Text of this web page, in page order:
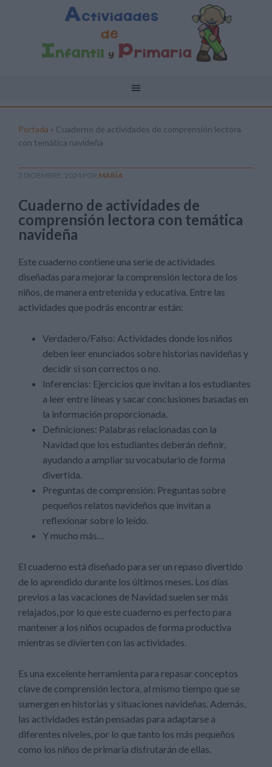
Portada » Cuaderno de actividades de comprensión lectora
con temática navideña
3 DICIEMBRE, 2024 POR MARÍA
Cuaderno de actividades de
comprensión lectora con temática
navideña
Este cuaderno contiene una serie de actividades
diseñadas para mejorar la comprensión lectora de los
niños, de manera entretenida y educativa. Entre las
actividades que podrás encontrar están:
Verdadero/Falso: Actividades donde los niños
deben leer enunciados sobre historias navideñas y
decidir si son correctos o no.
Inferencias: Ejercicios que invitan a los estudiantes
a leer entre líneas y sacar conclusiones basadas en
la información proporcionada.
Definiciones: Palabras relacionadas con la
Navidad que los estudiantes deberán definir,
ayudando a ampliar su vocabulario de forma
divertida.
Preguntas de comprensión: Preguntas sobre
pequeños relatos navideños que invitan a
reflexionar sobre lo leído.
Y mucho más…
El cuaderno está diseñado para ser un repaso divertido
de lo aprendido durante los últimos meses. Los días
previos a las vacaciones de Navidad suelen ser más
relajados, por lo que este cuaderno es perfecto para
mantener a los niños ocupados de forma productiva
mientras se divierten con las actividades.
Es una excelente herramienta para repasar conceptos
clave de comprensión lectora, al mismo tiempo que se
sumergen en historias y situaciones navideñas. Además,
las actividades están pensadas para adaptarse a
diferentes niveles, por lo que tanto los más pequeños
como los niños de primaria disfrutarán de ellas.